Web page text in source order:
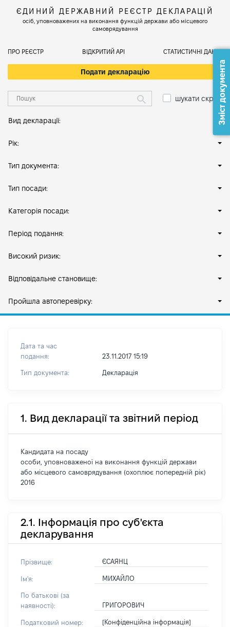
ЄДИНИЙ ДЕРЖАВНИЙ РЕЄСТР ДЕКЛАРАЦІЙ
осіб, уповноважених на виконання функцій держави або місцевого
самоврядування
ПРО РЕЄСТР ВІДКРИТИЙ АРІ СТАТИСТИЧНІ ДАНІ
Подати декларацію
шукати скрізь
Вид декларації:
Рік:
Тип документа:
Тип посади:
Категорія посади:
Період подання:
Високий ризик:
Відповідальне становище:
Пройшла автоперевірку:
Дата та час
подання:
23.11.2017 15:19
Тип документа: Декларація
1. Вид декларації та звітний період
Кандидата на посаду
особи, уповноваженої на виконання функцій держави
або місцевого самоврядування (охоплює попередній рік)
2016
2.1. Інформація про суб'єкта
декларування
Прізвище: ЄСАЯНЦ
Ім'я: МИХАЙЛО
По батькові (за
наявності):
ГРИГОРОВИЧ
Податковий номер: [Конфіденційна інформація]
Зміст документа